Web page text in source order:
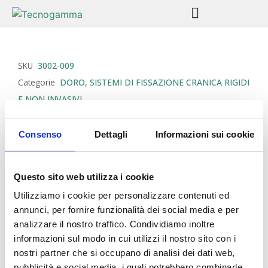
Consenso Dettagli Informazioni sui cookie
Questo sito web utilizza i cookie
Utilizziamo i cookie per personalizzare contenuti ed
annunci, per fornire funzionalità dei social media e per
analizzare il nostro traffico. Condividiamo inoltre
informazioni sul modo in cui utilizzi il nostro sito con i
nostri partner che si occupano di analisi dei dati web,
SKU 3002-009
Categorie DORO, SISTEMI DI FISSAZIONE CRANICA RIGIDI
E NON INVASIVI
DORO® Adattatore
Girevole Teflon re.
3002-009
L’adattatore girevole DORO® Teflon è
autoclavabile. Collega la testiera Teflon® all’unità
base Teflon® e fornisce una rotazione di 360° per
una flessibilità ottimale.